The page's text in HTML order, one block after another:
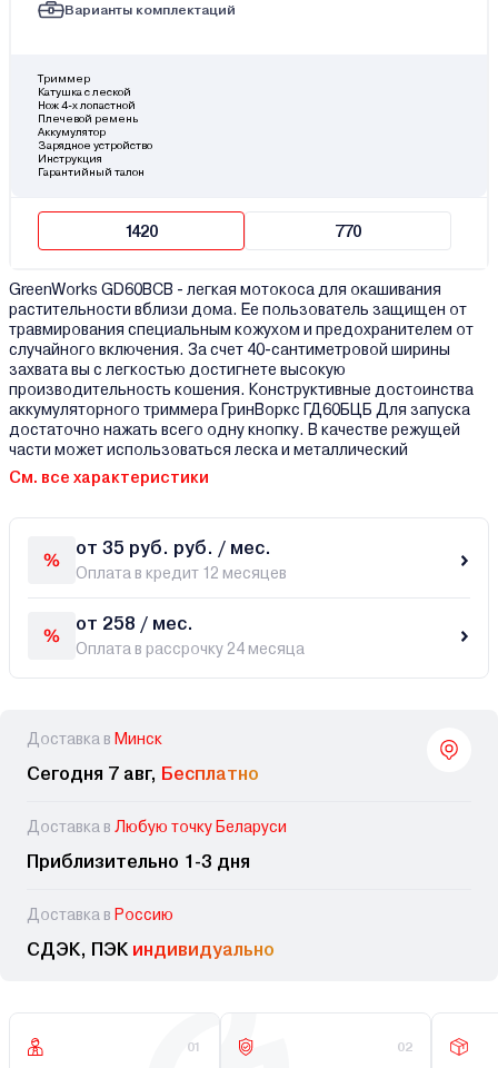
Варианты комплектаций
Триммер
Катушка с леской
Нож 4-х лопастной
Плечевой ремень
Аккумулятор
Зарядное устройство
Инструкция
Гарантийный талон
1420 770
GreenWorks GD60BCB - легкая мотокоса для окашивания
растительности вблизи дома. Ее пользователь защищен от
травмирования специальным кожухом и предохранителем от
случайного включения. За счет 40-сантиметровой ширины
захвата вы с легкостью достигнете высокую
производительность кошения. Конструктивные достоинства
аккумуляторного триммера ГринВоркс ГД60БЦБ Для запуска
достаточно нажать всего одну кнопку. В качестве режущей
части может использоваться леска и металлический
См. все характеристики
от 35 руб. руб. / мес.
Оплата в кредит 12 месяцев
от 258 / мес.
Оплата в рассрочку 24 месяца
Доставка в Минск
Сегодня 7 авг, Бесплатно
Доставка в Любую точку Беларуси
Приблизительно 1-3 дня
Доставка в Россию
СДЭК, ПЭК индивидуально
01 02